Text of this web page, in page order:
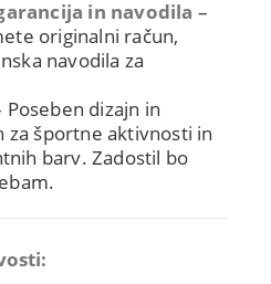
in navodila –
originalni račun,
navodila za
Poseben dizajn in
za športne aktivnosti in
barv. Zadostil bo